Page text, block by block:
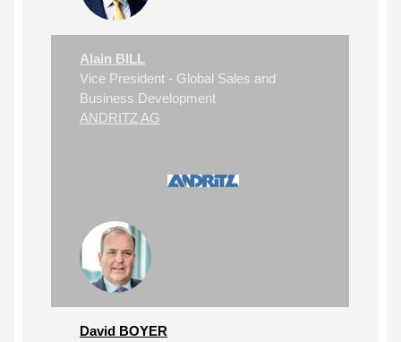
Alain BILL
Vice President - Global Sales and
Business Development
ANDRITZ AG
David BOYER